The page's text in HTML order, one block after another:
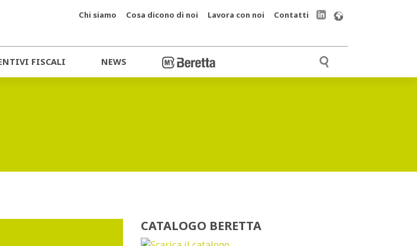
FISCALI NEWS
Chi siamo Cosa dicono di noi Lavora con noi Contatti
CATALOGO BERETTA